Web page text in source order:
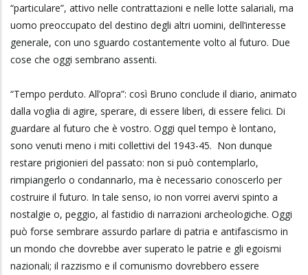
“particulare”, attivo nelle contrattazioni e nelle lotte salariali, ma
uomo preoccupato del destino degli altri uomini, dell’interesse
generale, con uno sguardo costantemente volto al futuro. Due
cose che oggi sembrano assenti.
“Tempo perduto. All’opra”: così Bruno conclude il diario, animato
dalla voglia di agire, sperare, di essere liberi, di essere felici. Di
guardare al futuro che è vostro. Oggi quel tempo è lontano,
sono venuti meno i miti collettivi del 1943-45. Non dunque
restare prigionieri del passato: non si può contemplarlo,
rimpiangerlo o condannarlo, ma è necessario conoscerlo per
costruire il futuro. In tale senso, io non vorrei avervi spinto a
nostalgie o, peggio, al fastidio di narrazioni archeologiche. Oggi
può forse sembrare assurdo parlare di patria e antifascismo in
un mondo che dovrebbe aver superato le patrie e gli egoismi
nazionali; il razzismo e il comunismo dovrebbero essere